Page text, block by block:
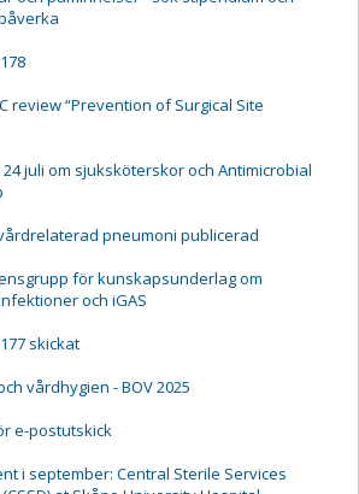
review “Prevention of Surgical Site
24 juli om sjuksköterskor och Antimicrobial
pneumoni publicerad
för kunskapsunderlag om
och iGAS
skickat
vårdhygien - BOV 2025
e-postutskick
i september: Central Sterile Services